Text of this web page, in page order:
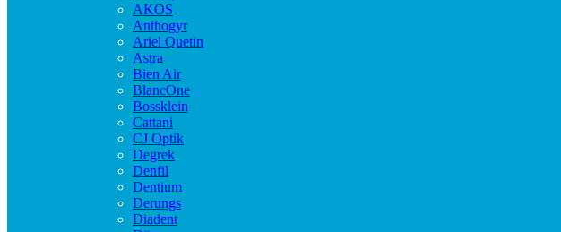
AKOS
Anthogyr
Ariel Quetin
Astra
Bien Air
BlancOne
Bossklein
Cattani
CJ Optik
Degrek
Denfil
Dentium
Derungs
Diadent